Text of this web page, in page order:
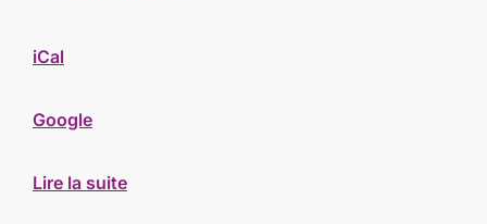
iCal
Google
Lire la suite